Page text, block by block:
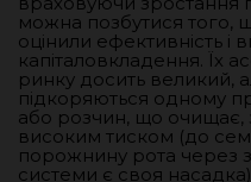
можна позбутися того,
оцінили ефективність і
капіталовкладення. Їх
ринку досить великий,
підкоряються одному
або розчин, що очищає,
високим тиском (до
порожнину рота через
системи є своя